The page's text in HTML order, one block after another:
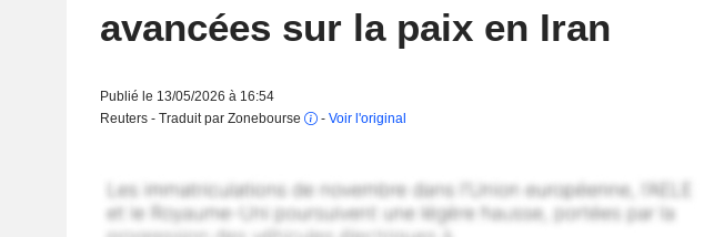
avancées sur la paix en Iran
Publié le 13/05/2026 à 16:54
Reuters - Traduit par Zonebourse
- Voir l'original